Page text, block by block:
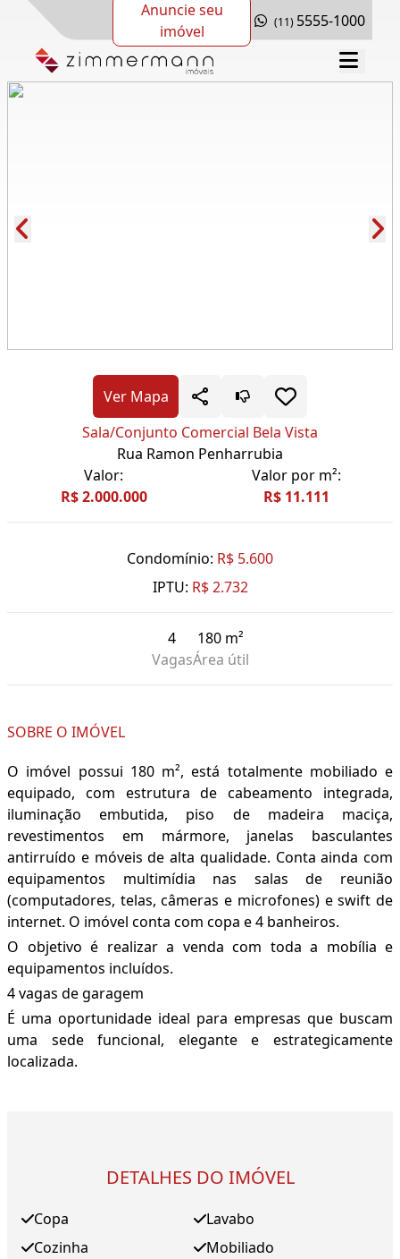
Anuncie seu
imóvel
(11) 5555-1000
Ver Mapa
Sala/Conjunto Comercial Bela Vista
Rua Ramon Penharrubia
Valor:
R$ 2.000.000
Valor por m²:
R$ 11.111
Condomínio: R$ 5.600
IPTU: R$ 2.732
4
Vagas
180 m²
Área útil
SOBRE O IMÓVEL
O imóvel possui 180 m², está totalmente mobiliado e
equipado, com estrutura de cabeamento integrada,
iluminação embutida, piso de madeira maciça,
revestimentos em mármore, janelas basculantes
antirruído e móveis de alta qualidade. Conta ainda com
equipamentos multimídia nas salas de reunião
(computadores, telas, câmeras e microfones) e swift de
internet. O imóvel conta com copa e 4 banheiros.
O objetivo é realizar a venda com toda a mobília e
equipamentos incluídos.
4 vagas de garagem
É uma oportunidade ideal para empresas que buscam
uma sede funcional, elegante e estrategicamente
localizada.
DETALHES DO IMÓVEL
Copa
Cozinha
Lavabo
Mobiliado